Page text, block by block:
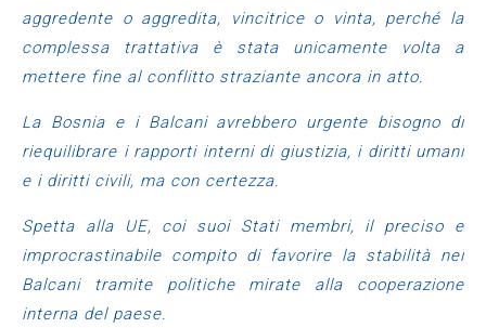
aggredente o aggredita, vincitrice o vinta, perché la
complessa trattativa è stata unicamente volta a
mettere fine al conflitto straziante ancora in atto.
La Bosnia e i Balcani avrebbero urgente bisogno di
riequilibrare i rapporti interni di giustizia, i diritti umani
e i diritti civili, ma con certezza.
Spetta alla UE, coi suoi Stati membri, il preciso e
improcrastinabile compito di favorire la stabilità nei
Balcani tramite politiche mirate alla cooperazione
interna del paese.